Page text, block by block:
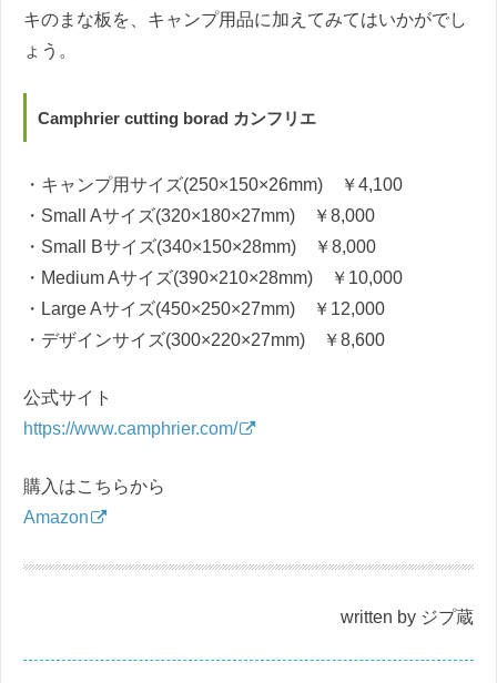
キのまな板を、キャンプ用品に加えてみてはいかがでし
ょう。
Camphrier cutting borad カンフリエ
・キャンプ用サイズ(250×150×26mm) ￥4,100
・Small Aサイズ(320×180×27mm) ￥8,000
・Small Bサイズ(340×150×28mm) ￥8,000
・Medium Aサイズ(390×210×28mm) ￥10,000
・Large Aサイズ(450×250×27mm) ￥12,000
・デザインサイズ(300×220×27mm) ￥8,600
公式サイト
https://www.camphrier.com/
購入はこちらから
Amazon
written by ジプ蔵